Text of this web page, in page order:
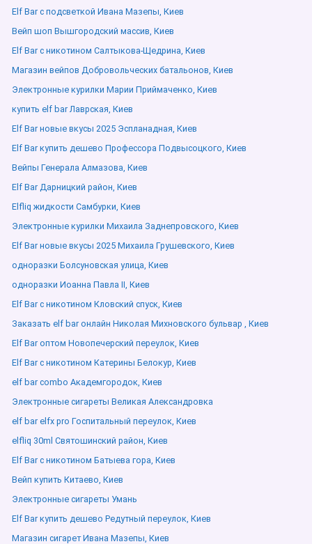
Elf Bar с подсветкой Ивана Мазепы, Киев
Вейп шоп Вышгородский массив, Киев
Elf Bar с никотином Салтыкова-Щедрина, Киев
Магазин вейпов Добровольческих батальонов, Киев
Электронные курилки Марии Приймаченко, Киев
купить elf bar Лаврская, Киев
Elf Bar новые вкусы 2025 Эспланадная, Киев
Elf Bar купить дешево Профессора Подвысоцкого, Киев
Вейпы Генерала Алмазова, Киев
Elf Bar Дарницкий район, Киев
Elfliq жидкости Самбурки, Киев
Электронные курилки Михаила Заднепровского, Киев
Elf Bar новые вкусы 2025 Михаила Грушевского, Киев
одноразки Болсуновская улица, Киев
одноразки Иоанна Павла ІІ, Киев
Elf Bar с никотином Кловский спуск, Киев
Заказать elf bar онлайн Николая Михновского бульвар , Киев
Elf Bar оптом Новопечерский переулок, Киев
Elf Bar с никотином Катерины Белокур, Киев
elf bar combo Академгородок, Киев
Электронные сигареты Великая Александровка
elf bar elfx pro Госпитальный переулок, Киев
elfliq 30ml Святошинский район, Киев
Elf Bar с никотином Батыева гора, Киев
Вейп купить Китаево, Киев
Электронные сигареты Умань
Elf Bar купить дешево Редутный переулок, Киев
Магазин сигарет Ивана Мазепы, Киев